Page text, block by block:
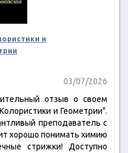
и
03/07/2026
отзыв о своем
и Геометрии".
преподаватель с
хорошо понимать химию
стрижки! Доступно